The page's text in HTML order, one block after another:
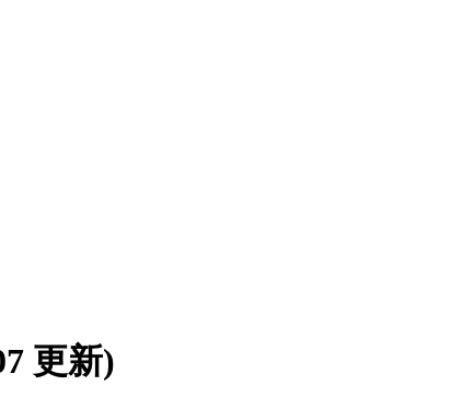
更新)